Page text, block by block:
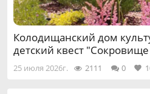
Колодищанский дом
детский квест
25 июля 2026г. 2111 0